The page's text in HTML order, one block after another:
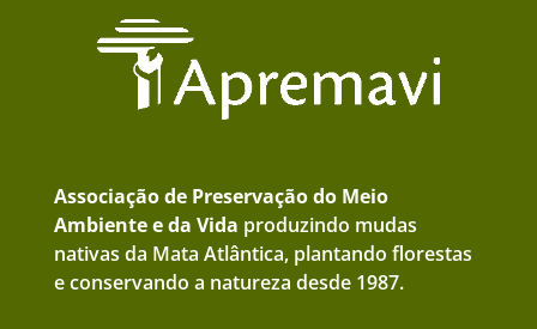
Associação de Preservação do Meio
Ambiente e da Vida produzindo mudas
nativas da Mata Atlântica, plantando florestas
e conservando a natureza desde 1987.